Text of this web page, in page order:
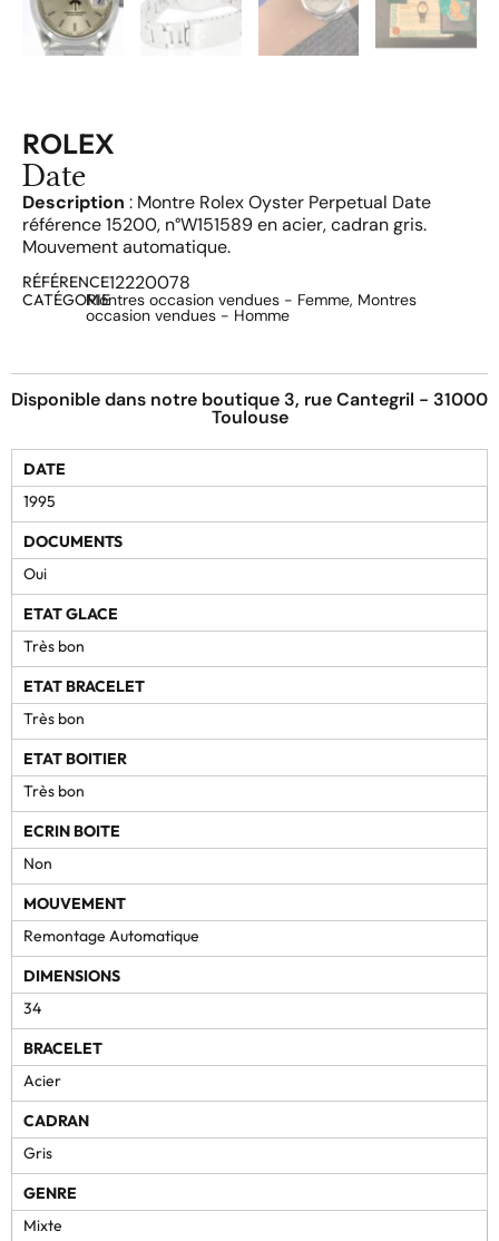
ROLEX
Date
Description : Montre Rolex Oyster Perpetual Date
référence 15200, n°W151589 en acier, cadran gris.
Mouvement automatique.
RÉFÉRENCE12220078
CATÉGORIEMontres occasion vendues - Femme, Montres
occasion vendues - Homme
Disponible dans notre boutique 3, rue Cantegril - 31000
Toulouse
DATE
1995
DOCUMENTS
Oui
ETAT GLACE
Très bon
ETAT BRACELET
Très bon
ETAT BOITIER
Très bon
ECRIN BOITE
Non
MOUVEMENT
Remontage Automatique
DIMENSIONS
34
BRACELET
Acier
CADRAN
Gris
GENRE
Mixte